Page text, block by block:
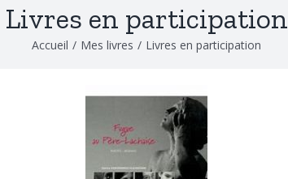
Livres en participation
Accueil / Mes livres / Livres en participation